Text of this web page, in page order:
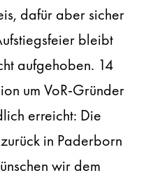
dafür aber sicher
bleibt
aufgehoben. 14
um VoR-Gründer
erreicht: Die
in Paderborn
wir dem